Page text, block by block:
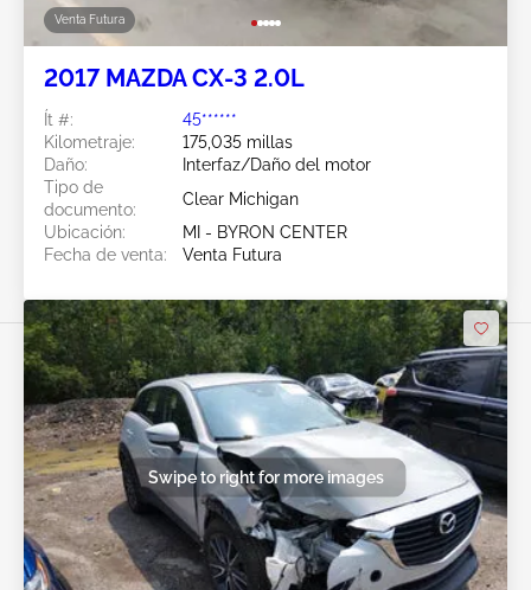
Venta Futura
2017 MAZDA CX-3 2.0L
Ít #:
45******
Kilometraje:
175,035 millas
Daño:
Interfaz/Daño del motor
Tipo de
documento:
Clear Michigan
Ubicación:
MI - BYRON CENTER
Fecha de venta:
Venta Futura
Swipe to right for more images